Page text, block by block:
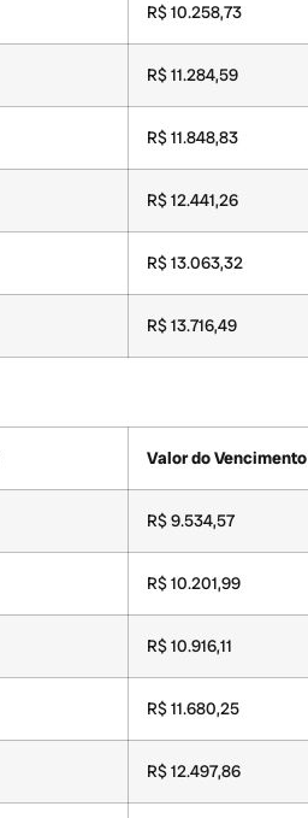
R$ 10.258,73
R$ 11.284,59
R$ 11.848,83
R$ 12.441,26
R$ 13.063,32
R$ 13.716,49
Valor do Vencimento
R$ 9.534,57
R$ 10.201,99
R$ 10.916,11
R$ 11.680,25
R$ 12.497,86